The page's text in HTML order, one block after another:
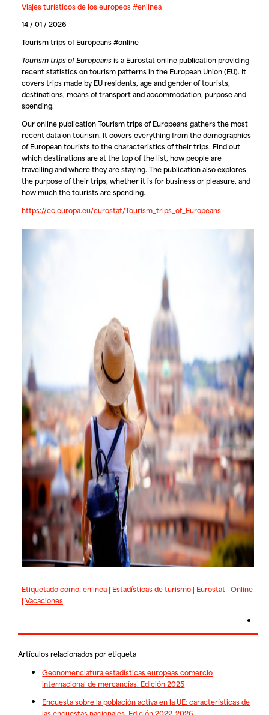
Viajes turísticos de los europeos #enlinea
14 / 01 / 2026
Tourism trips of Europeans #online
Tourism trips of Europeansis a Eurostat online publication providing
recent statistics on tourism patterns in the European Union (EU). It
covers trips made by EU residents, age and gender of tourists,
destinations, means of transport and accommodation, purpose and
spending.
Our online publication Tourism trips of Europeans gathers the most
recent data on tourism. It covers everything from the demographics
of European tourists to the characteristics of their trips. Find out
which destinations are at the top of the list, how people are
travelling and where they are staying. The publication also explores
the purpose of their trips, whether it is for business or pleasure, and
how much the tourists are spending.
https://ec.europa.eu/eurostat/Tourism_trips_of_Europeans
Etiquetado como:enlinea| Estadísticas de turismo| Eurostat| Online
| Vacaciones
Artículos relacionados por etiqueta
Geonomenclatura estadísticas europeas comercio
internacional de mercancías. Edición 2025
Encuesta sobre la población activa en la UE: características de